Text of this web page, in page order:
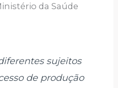
da Saúde
sujeitos
de produção